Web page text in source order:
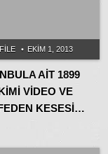
EKIM 1, 2013
AİT 1899
VİDEO VE
KESESİ…